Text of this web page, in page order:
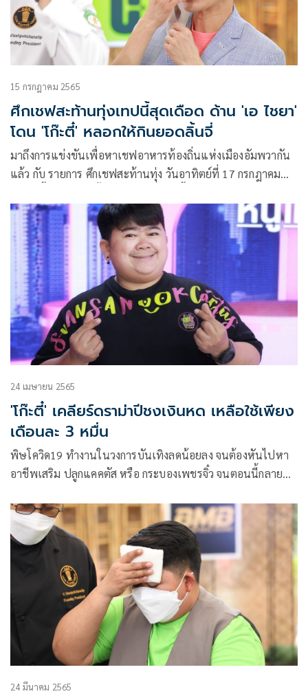
15 กรกฎาคม 2565
ศึกเชฟสะท้านทุ่งเทปนี้สุดเดือด ด้าน 'เอ ไชยา'
โดน 'โก๊ะตี๋' หลอกให้กินยอดลิ้นจี่
มาถึงการแข่งขันเพื่อหาเชฟอาหารท้องถิ่นแห่งเมืองอัมพวากัน
แล้ว กับ รายการ ศึกเชฟสะท้านทุ่ง วันอาทิตย์ที่ 17 กรกฎาคม
อย่างดี นั่นก็คือ “หอยหลอด” ที่มีทั้งความสด สะอาด รสชาติดี
เพื่อนำมาปรุงเมนูท้องถิ่นชั้นเลิศ
24 เมษายน 2565
'โก๊ะตี๋' เคลียร์ดราม่าปีชงเงินหด เหลือใช้เพียง
เดือนละ 3 หมื่น
พิษโควิด19 ทำงานในวงการบันเทิงลดน้อยลง จนต้องหันไปหา
อาชีพเสริม ปลูกแคคตัส หรือ กระบองเพชรจิ๋ว จนตอนนี้กลาย
โก๊ะตี๋ อารามบอย กับการเพาะเลี้ยงแคคตัสหลากสายพันธุ์ภายใต้
ฟาร์มที่ชื่อว่า สวนสนุกแคคตัส ล่าสุดเจ้าตัวออกมาเปิดใจผ่าน
รายการ โต๊ะหมูแหม่ม ว่าแม้รายได้จะดีขนาดไหน แต่ทุกคนรู้
ไหมว่าเขาเองมีเงินใช้แค่ 30,000 บาทต่อเดือนเท่านั้น
24 มีนาคม 2565